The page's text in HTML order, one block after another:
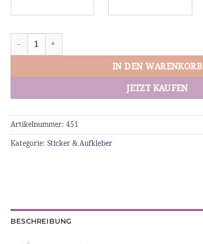
IN DEN WARENKORB
JETZT KAUFEN
Artikelnummer: 451
Kategorie: Sticker & Aufkleber
BESCHREIBUNG